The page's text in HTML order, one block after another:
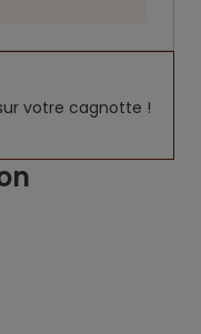
votre cagnotte !